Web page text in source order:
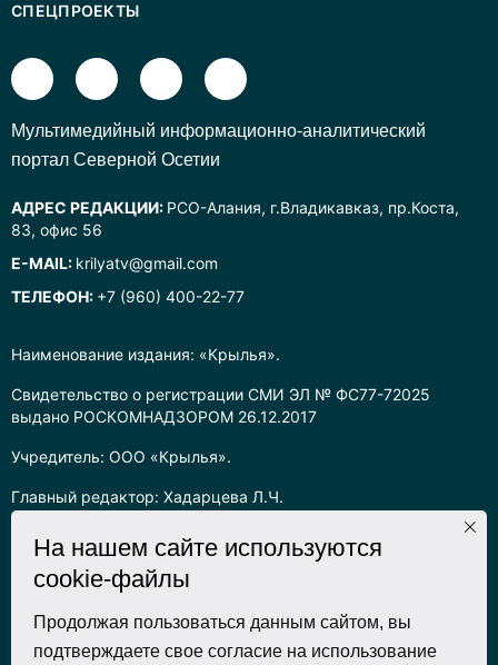
Наименование издания: «Крылья».
Свидетельство о регистрации СМИ ЭЛ № ФС77-72025
выдано РОСКОМНАДЗОРОМ 26.12.2017
Учредитель: ООО «Крылья».
Главный редактор: Хадарцева Л.Ч.
Информация на сайте предназначена для лиц старше 16 лет.
Все права на любые материалы, опубликованные на сайте,
защищены в соответствии с российским законодательством
об интеллектуальной собственности. Любое использование
текстовых, фото, аудио и видеоматериалов возможно только
СПЕЦПРОЕКТЫ
Mультимедийный информационно-аналитический
портал Северной Осетии
АДРЕС РЕДАКЦИИ: РСО-Алания, г.Владикавказ, пр.Коста,
83, офис 56
E-MAIL: krilyatv@gmail.com
ТЕЛЕФОН: +7 (960) 400-22-77
На нашем сайте используются
cookie-файлы
Продолжая пользоваться данным сайтом, вы
подтверждаете свое согласие на использование